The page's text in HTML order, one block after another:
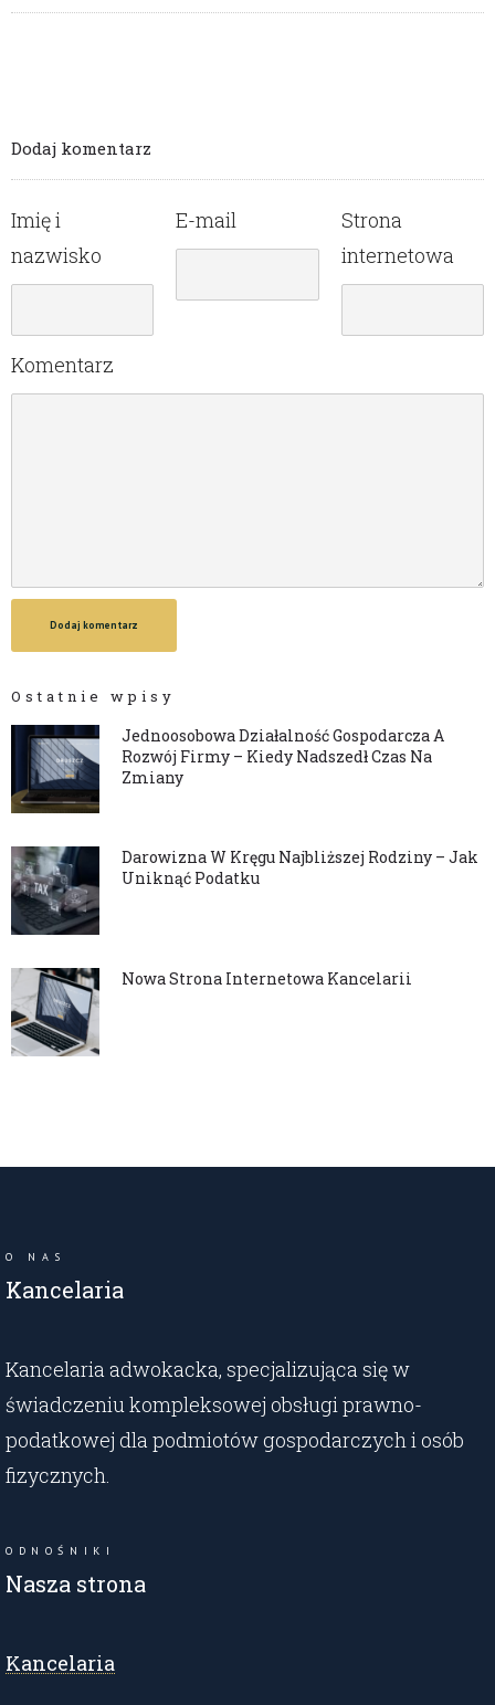
Dodaj komentarz
Imię i
nazwisko
E-mail
Strona
internetowa
Komentarz
Dodaj komentarz
Ostatnie wpisy
Jednoosobowa Działalność Gospodarcza A
Rozwój Firmy – Kiedy Nadszedł Czas Na
Zmiany
Darowizna W Kręgu Najbliższej Rodziny – Jak
Uniknąć Podatku
Nowa Strona Internetowa Kancelarii
O NAS
Kancelaria
Kancelaria adwokacka, specjalizująca się w
świadczeniu kompleksowej obsługi prawno-
podatkowej dla podmiotów gospodarczych i osób
fizycznych.
ODNOŚNIKI
Nasza strona
Kancelaria